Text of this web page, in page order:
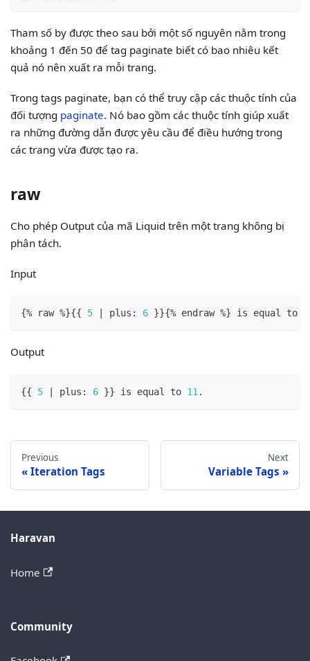
Tham số by được theo sau bởi một số nguyên nằm trong
khoảng 1 đến 50 để tag paginate biết có bao nhiêu kết
quả nó nên xuất ra mỗi trang.
Trong tags paginate, bạn có thể truy cập các thuộc tính của
đối tượng paginate. Nó bao gồm các thuộc tính giúp xuất
ra những đường dẫn được yêu cầu để điều hướng trong
các trang vừa được tạo ra.
raw
Cho phép Output của mã Liquid trên một trang không bị
phân tách.
Input
{% raw %}{{ 5 | plus : 6 }}{% endraw %} is equal to
Output
{{ 5 | plus : 6 }} is equal to 11 .
Previous
Iteration Tags
Next
Variable Tags
Haravan
Home
Community